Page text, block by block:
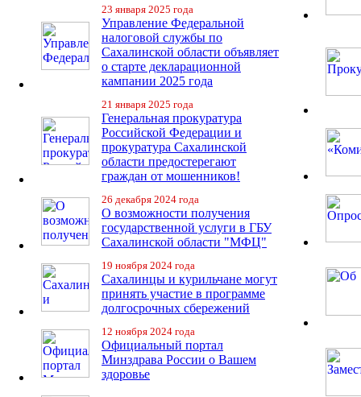
23 января 2025 года
Управление Федеральной
налоговой службы по
Сахалинской области объявляет
о старте декларационной
кампании 2025 года
21 января 2025 года
Генеральная прокуратура
Российской Федерации и
прокуратура Сахалинской
области предостерегают
граждан от мошенников!
26 декабря 2024 года
О возможности получения
государственной услуги в ГБУ
Сахалинской области "МФЦ"
19 ноября 2024 года
Сахалинцы и курильчане могут
принять участие в программе
долгосрочных сбережений
12 ноября 2024 года
Официальный портал
Минздрава России о Вашем
здоровье